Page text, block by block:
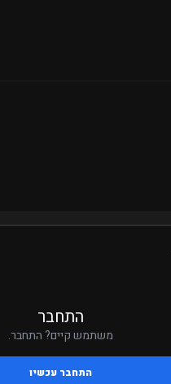
התחבר
משתמש קיים? התחבר.
התחבר עכשיו